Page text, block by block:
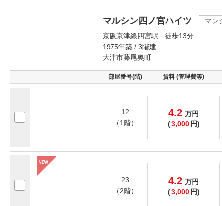
マルシン四ノ宮ハイツ
マン
京阪京津線四宮駅 徒歩13分
1975年築 / 3階建
大津市藤尾奥町
部屋番号(階) 賃料 (管理費等)
12
（1階）
4.2 万円
(3,000 円)
23
（2階）
4.2 万円
(3,000 円)